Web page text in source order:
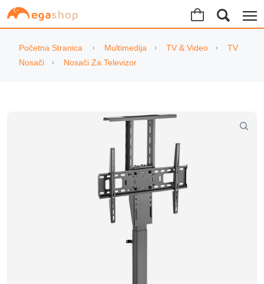
Početna Stranica Multimedija TV & Video
TV
Nosači
Nosači Za Televizor